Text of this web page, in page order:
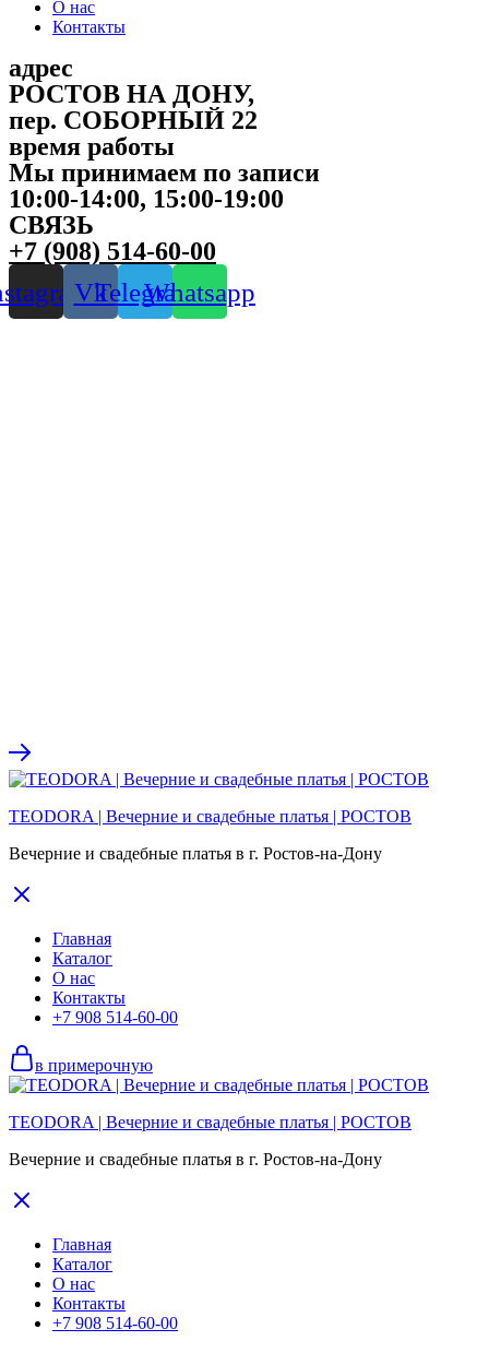
О нас
Контакты
адрес
РОСТОВ НА ДОНУ,
пер. СОБОРНЫЙ 22
время работы
Мы принимаем по записи
10:00-14:00, 15:00-19:00
СВЯЗЬ
+7 (908) 514-60-00
VkTelegramWhatsapp
TEODORA | Вечерние и свадебные платья | РОСТОВ
Вечерние и свадебные платья в г. Ростов-на-Дону
Главная
Каталог
О нас
Контакты
+7 908 514-60-00
в примерочную
TEODORA | Вечерние и свадебные платья | РОСТОВ
Вечерние и свадебные платья в г. Ростов-на-Дону
Главная
Каталог
О нас
Контакты
+7 908 514-60-00